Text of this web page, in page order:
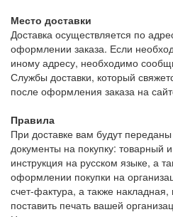
Место доставки
Доставка осуществляется по
оформлении заказа. Если
иному адресу, необходимо
Службы доставки, который
после оформления заказа на
Правила
При доставке вам будут
документы на покупку: товарный
инструкция на русском языке, а
оформлении покупки на
счет-фактура, а также
поставить печать вашей